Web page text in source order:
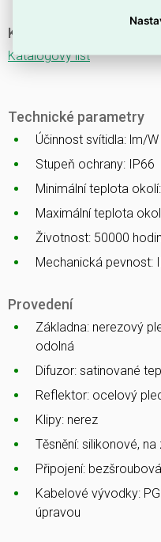
Ke stažení
Katalogový list
Technické parametry
Účinnost svítidla: lm/W
Stupeň ochrany: IP66
Minimální teplota
Maximální teplota
Životnost: 50000
Mechanická pevnost:
Provedení
Základna: nerezový
odolná
Difuzor: satinované
Reflektor: ocelový
Klipy: nerez
Těsnění: silikonové,
Připojení:
Kabelové vývodky:
úpravou